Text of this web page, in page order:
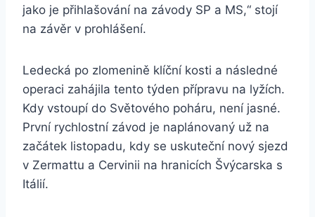
jako je přihlašování na závody SP a MS,“ stojí
na závěr v prohlášení.
Ledecká po zlomenině klíční kosti a následné
operaci zahájila tento týden přípravu na lyžích.
Kdy vstoupí do Světového poháru, není jasné.
První rychlostní závod je naplánovaný už na
začátek listopadu, kdy se uskuteční nový sjezd
v Zermattu a Cervinii na hranicích Švýcarska s
Itálií.